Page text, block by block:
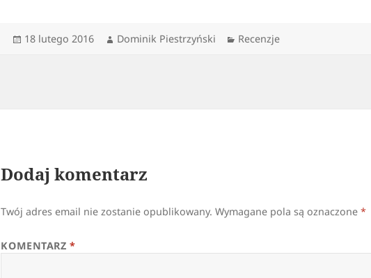
Data
18 lutego 2016 Autor
Dominik Piestrzyński Kategorie
Recenzje
Dodaj komentarz
Twój adres email nie zostanie opublikowany. Wymagane pola są oznaczone*
KOMENTARZ*